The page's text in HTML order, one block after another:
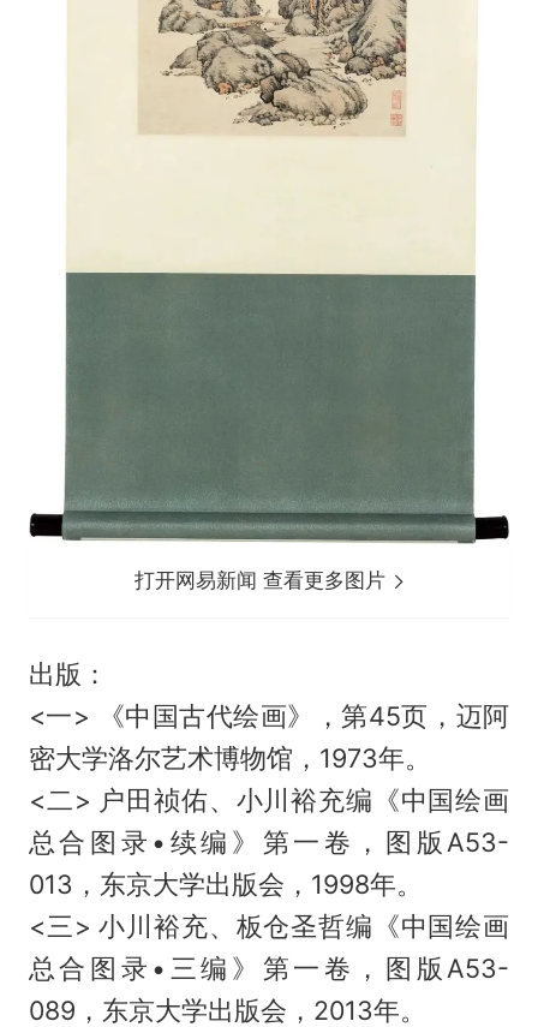
打开网易新闻 查看更多图片
出版：
<一> 《中国古代绘画》，第45页，迈阿
密大学洛尔艺术博物馆，1973年。
<二> 户田祯佑、小川裕充编《中国绘画
总合图录•续编》第一卷，图版A53-
013，东京大学出版会，1998年。
<三> 小川裕充、板仓圣哲编《中国绘画
总合图录•三编》第一卷，图版A53-
089，东京大学出版会，2013年。